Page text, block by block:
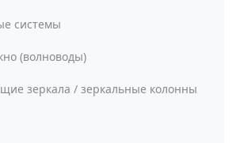
системы
(волноводы)
зеркала / зеркальные колонны